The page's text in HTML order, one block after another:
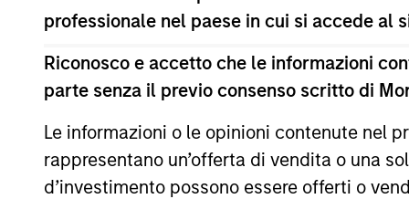
professionale nel paese in cui si accede al
Riconosco e accetto che le informazioni
parte senza il previo consenso scritto di
Le informazioni o le opinioni contenute nel
rappresentano un’offerta di vendita o una
d’investimento possono essere offerti o
Il presente materiale contiene informazioni relative ai
modifiche. La Società è un organismo d’investimento
Prima dell’adesione ai comparti, le richieste di
contenente informazioni chiave (“KID”) o del
(“Documenti di offerta”) o altri documenti disponibili sul
European Bank and Business Centre, 6B route de
Le informazioni relative agli aspetti di sostenibilità del